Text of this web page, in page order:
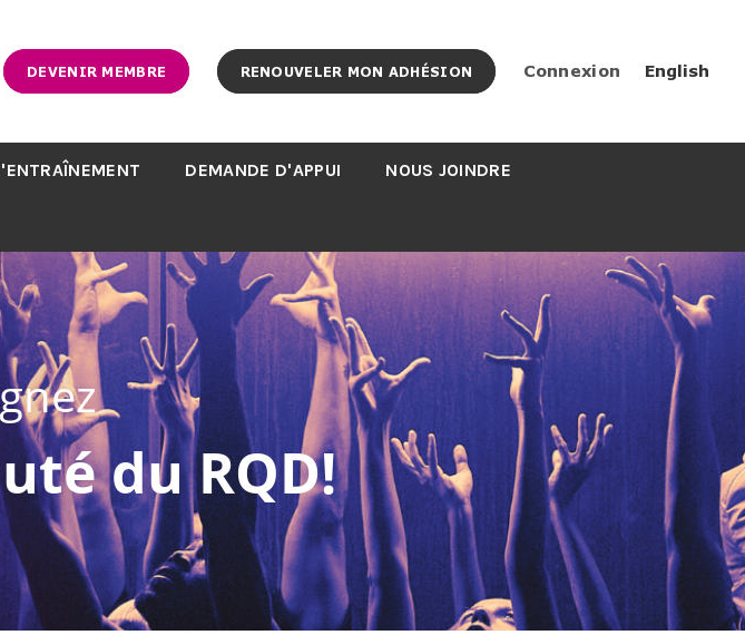
DEVENIR MEMBRE RENOUVELER MON ADHÉSION Connexion English
DEMANDE D'APPUI NOUS JOINDRE
du RQD!